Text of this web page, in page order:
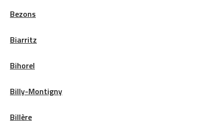
Bezons
Biarritz
Bihorel
Billy-Montigny
Billère